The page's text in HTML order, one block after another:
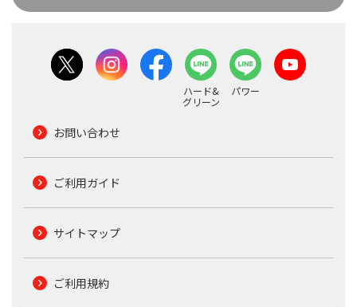
ハード&
グリーン
パワー
お問い合わせ
ご利用ガイド
サイトマップ
ご利用規約